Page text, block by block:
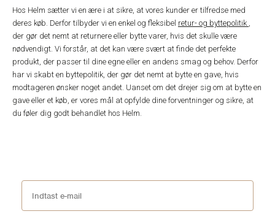
Hos Helm sætter vi en ære i at sikre, at vores kunder er tilfredse med
deres køb. Derfor tilbyder vi en enkel og fleksibel retur- og byttepolitik ,
der gør det nemt at returnere eller bytte varer, hvis det skulle være
nødvendigt. Vi forstår, at det kan være svært at finde det perfekte
produkt, der passer til dine egne eller en andens smag og behov. Derfor
har vi skabt en byttepolitik, der gør det nemt at bytte en gave, hvis
modtageren ønsker noget andet. Uanset om det drejer sig om at bytte en
gave eller et køb, er vores mål at opfylde dine forventninger og sikre, at
du føler dig godt behandlet hos Helm.